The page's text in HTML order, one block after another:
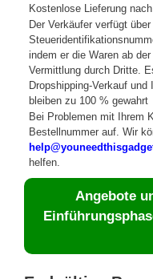
Kostenlose Lieferung
Der Verkäufer verfügt
indem er die Waren ab
Vermittlung durch Dritte.
Dropshipping-Verkauf
bleiben zu 100 % gewahrt
Bei Problemen mit Ihrem
Bestellnummer auf. Wir
helfen.
Angebote